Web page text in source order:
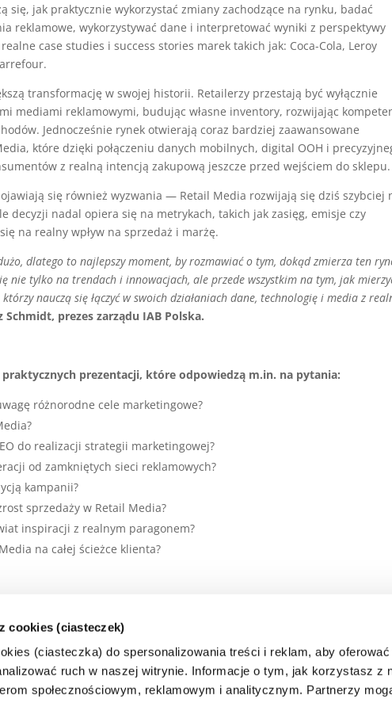
cookies (ciasteczek)
(ciasteczka) do spersonalizowania treści i reklam, aby
ruch w naszej witrynie. Informacje o tym, jak korzystasz z
społecznościowym, reklamowym i analitycznym. Partnerzy
się, jak praktycznie wykorzystać zmiany zachodzące na rynku, badać
reklamowe, wykorzystywać dane i interpretować wyniki z perspektywy
case studies i success stories marek takich jak: Coca-Cola, Leroy
transformację w swojej historii. Retailerzy przestają być wyłącznie
mediami reklamowymi, budując własne inventory, rozwijając
Jednocześnie rynek otwierają coraz bardziej zaawansowane
które dzięki połączeniu danych mobilnych, digital OOH i
z realną intencją zakupową jeszcze przed wejściem do sklepu.
się również wyzwania — Retail Media rozwijają się dziś szybciej
decyzji nadal opiera się na metrykach, takich jak zasięg, emisje czy
na realny wpływ na sprzedaż i marżę.
dlatego to najlepszy moment, by rozmawiać o tym, dokąd zmierza ten
nie tylko na trendach i innowacjach, ale przede wszystkim na tym, jak
którzy nauczą się łączyć w swoich działaniach dane, technologię i media z
Schmidt, prezes zarządu IAB Polska.
praktycznych prezentacji, które odpowiedzą m.in. na pytania:
różnorodne cele marketingowe?
do realizacji strategii marketingowej?
od zamkniętych sieci reklamowych?
kampanii?
sprzedaży w Retail Media?
inspiracji z realnym paragonem?
na całej ścieżce klienta?
Data: 24-06-
Przejdź do